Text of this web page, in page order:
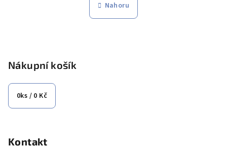
l
á
k
o
Nahoru
Nákupní košík
0ks / 0 Kč
Kontakt